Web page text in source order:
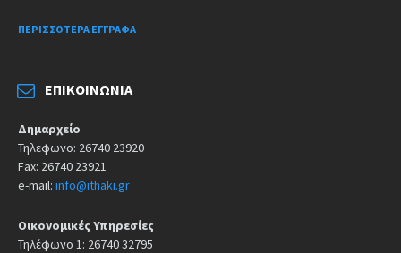
ΠΕΡΙΣΣΌΤΕΡΑ ΈΓΓΡΑΦΑ
ΕΠΙΚΟΙΝΩΝΊΑ
Δημαρχείο
Τηλεφωνο: 26740 23920
Fax: 26740 23921
e-mail: info@ithaki.gr
Οικονομικές Υπηρεσίες
Τηλέφωνο 1: 26740 32795